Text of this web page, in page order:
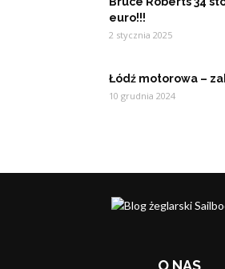
euro!!!
2 stycznia 2025
Łódź motorowa –
10 grudnia 2024
O NAS